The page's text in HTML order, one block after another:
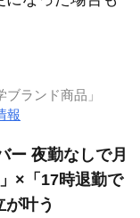
ランド商品」
報
ー 夜勤なしで月
×「17時退勤で
叶う